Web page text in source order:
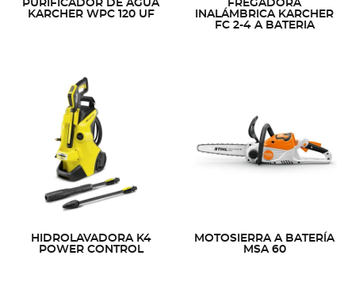
PURIFICADOR DE AGUA
KARCHER WPC 120 UF
FREGADORA
INALÁMBRICA KARCHER
FC 2-4 A BATERIA
HIDROLAVADORA K4
POWER CONTROL
MOTOSIERRA A BATERÍA
MSA 60